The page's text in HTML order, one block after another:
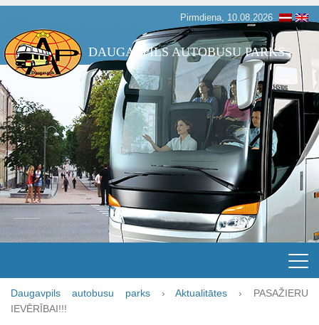
Pirmdiena, 10.08.2026
DAUGAVPILS AUTOBUSU PARKS
Daugavpils autobusu parks›Aktualitātes › PASAŽIERU
IEVĒRĪBAI!!!